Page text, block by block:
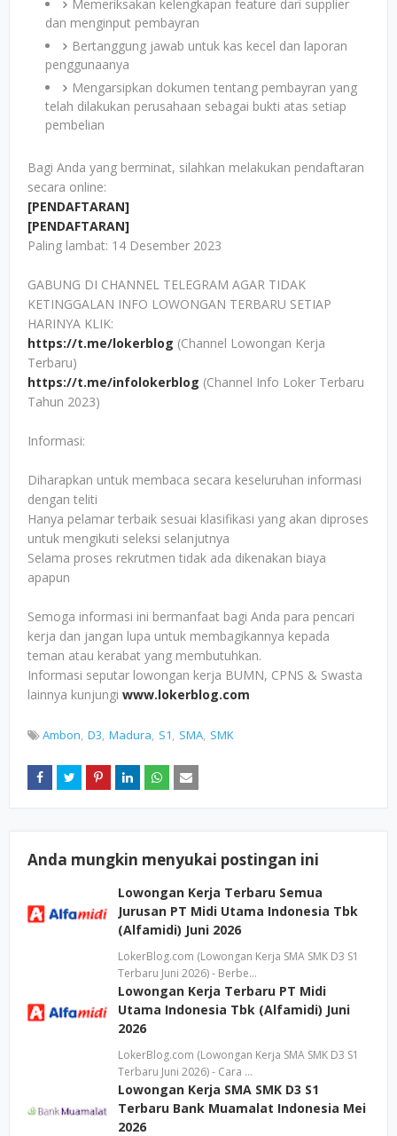
Memeriksakan kelengkapan feature dari supplier
dan menginput pembayran
Bertanggung jawab untuk kas kecel dan laporan
penggunaanya
Mengarsipkan dokumen tentang pembayran yang
telah dilakukan perusahaan sebagai bukti atas setiap
pembelian
Bagi Anda yang berminat, silahkan melakukan pendaftaran
secara online:
[PENDAFTARAN]
[PENDAFTARAN]
Paling lambat: 14 Desember 2023
GABUNG DI CHANNEL TELEGRAM AGAR TIDAK
KETINGGALAN INFO LOWONGAN TERBARU SETIAP
HARINYA KLIK:
https://t.me/lokerblog (Channel Lowongan Kerja
Terbaru)
https://t.me/infolokerblog (Channel Info Loker Terbaru
Tahun 2023)
Informasi:
Diharapkan untuk membaca secara keseluruhan informasi
dengan teliti
Hanya pelamar terbaik sesuai klasifikasi yang akan diproses
untuk mengikuti seleksi selanjutnya
Selama proses rekrutmen tidak ada dikenakan biaya
apapun
Semoga informasi ini bermanfaat bagi Anda para pencari
kerja dan jangan lupa untuk membagikannya kepada
teman atau kerabat yang membutuhkan.
Informasi seputar lowongan kerja BUMN, CPNS & Swasta
lainnya kunjungi www.lokerblog.com
Ambon D3 Madura S1 SMA SMK
Anda mungkin menyukai postingan ini
Lowongan Kerja Terbaru Semua
Jurusan PT Midi Utama Indonesia Tbk
(Alfamidi) Juni 2026
LokerBlog.com (Lowongan Kerja SMA SMK D3 S1
Terbaru Juni 2026) - Berbe…
Lowongan Kerja Terbaru PT Midi
Utama Indonesia Tbk (Alfamidi) Juni
2026
LokerBlog.com (Lowongan Kerja SMA SMK D3 S1
Terbaru Juni 2026) - Cara …
Lowongan Kerja SMA SMK D3 S1
Terbaru Bank Muamalat Indonesia Mei
2026